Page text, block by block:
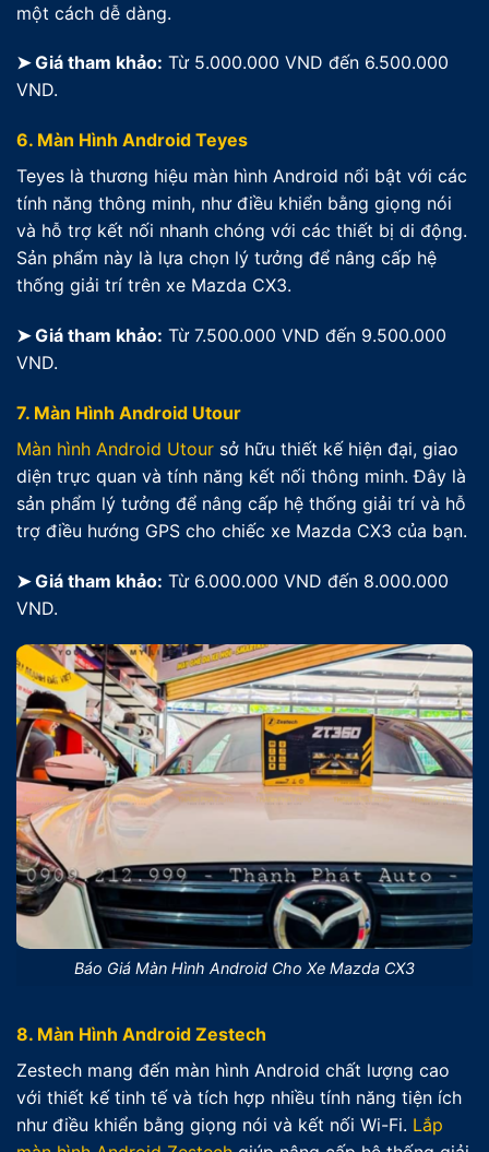
một cách dễ dàng.
➤ Giá tham khảo: Từ 5.000.000 VND đến 6.500.000
VND.
6. Màn Hình Android Teyes
Teyes là thương hiệu màn hình Android nổi bật với các
tính năng thông minh, như điều khiển bằng giọng nói
và hỗ trợ kết nối nhanh chóng với các thiết bị di động.
Sản phẩm này là lựa chọn lý tưởng để nâng cấp hệ
thống giải trí trên xe Mazda CX3.
➤ Giá tham khảo: Từ 7.500.000 VND đến 9.500.000
VND.
7. Màn Hình Android Utour
Màn hình Android Utour sở hữu thiết kế hiện đại, giao
diện trực quan và tính năng kết nối thông minh. Đây là
sản phẩm lý tưởng để nâng cấp hệ thống giải trí và hỗ
trợ điều hướng GPS cho chiếc xe Mazda CX3 của bạn.
➤ Giá tham khảo: Từ 6.000.000 VND đến 8.000.000
VND.
Báo Giá Màn Hình Android Cho Xe Mazda CX3
8. Màn Hình Android Zestech
Zestech mang đến màn hình Android chất lượng cao
với thiết kế tinh tế và tích hợp nhiều tính năng tiện ích
như điều khiển bằng giọng nói và kết nối Wi-Fi. Lắp